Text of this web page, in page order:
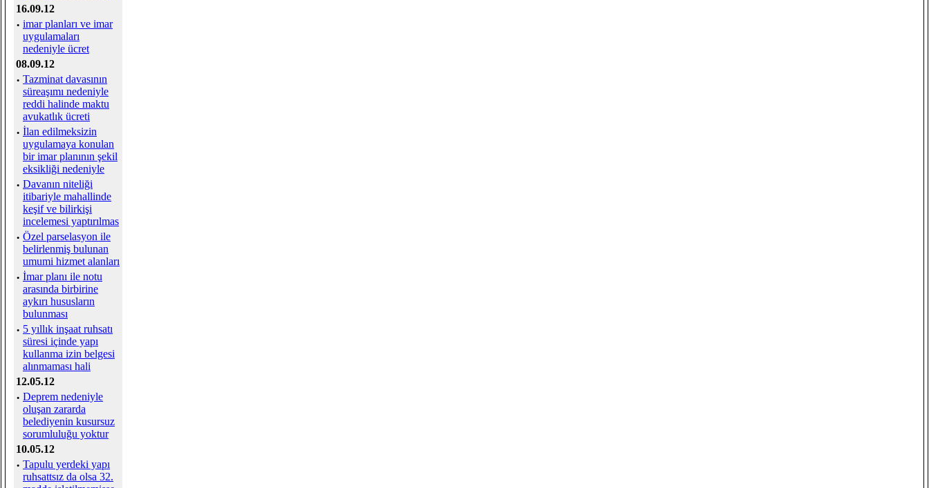
16.09.12
· imar planları ve imar
uygulamaları
nedeniyle ücret
08.09.12
· Tazminat davasının
süreaşımı nedeniyle
reddi halinde maktu
avukatlık ücreti
· İlan edilmeksizin
uygulamaya konulan
bir imar planının şekil
eksikliği nedeniyle
· Davanın niteliği
itibariyle mahallinde
keşif ve bilirkişi
incelemesi yaptırılmas
· Özel parselasyon ile
belirlenmiş bulunan
umumi hizmet alanları
· İmar planı ile notu
arasında birbirine
aykırı hususların
bulunması
· 5 yıllık inşaat ruhsatı
süresi içinde yapı
kullanma izin belgesi
alınmaması hali
12.05.12
· Deprem nedeniyle
oluşan zararda
belediyenin kusursuz
sorumluluğu yoktur
10.05.12
· Tapulu yerdeki yapı
ruhsattsız da olsa 32.